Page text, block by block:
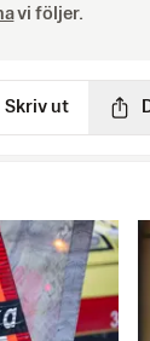
vi följer.
Skriv ut